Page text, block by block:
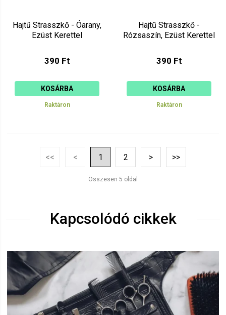
Hajtű Strasszkő - Óarany,
Ezüst Kerettel
390 Ft
KOSÁRBA
Raktáron
Hajtű Strasszkő -
Rózsaszín, Ezüst Kerettel
390 Ft
KOSÁRBA
Raktáron
<< < 1 2 > >>
Összesen 5 oldal
Kapcsolódó cikkek